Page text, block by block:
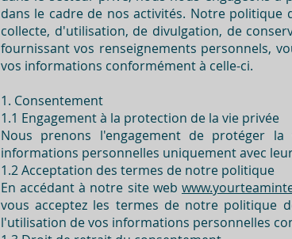
dans le cadre de nos activités. Notre
collecte, d'utilisation, de divulgation, de
fournissant vos renseignements personnels,
vos informations conformément à celle-ci.
1. Consentement
1.1 Engagement à la protection de la vie privée
Nous prenons l'engagement de protéger
informations personnelles uniquement avec
1.2 Acceptation des termes de notre politique
En accédant à notre site web
vous acceptez les termes de notre politique
l'utilisation de vos informations personnelles